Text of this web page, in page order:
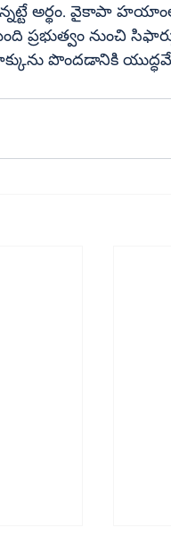
ప్రభుత్వం నుంచి
పొందడానికి